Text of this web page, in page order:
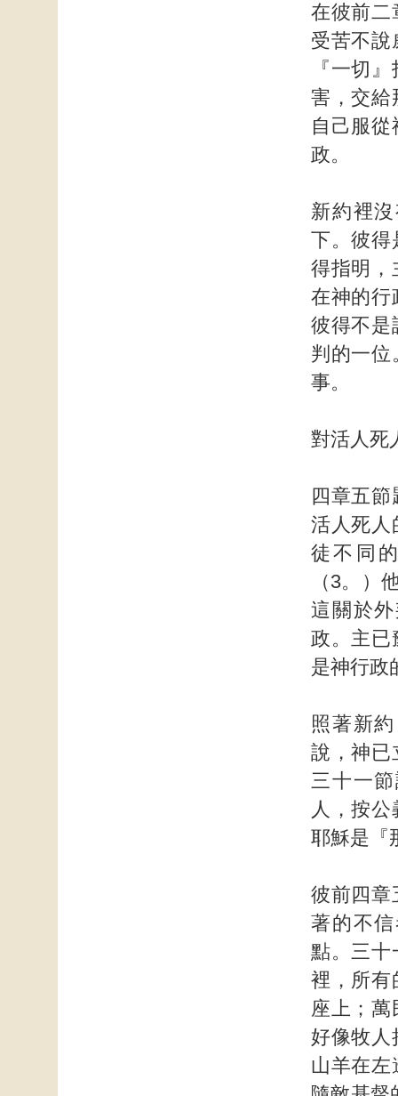
在彼前二
受苦不說
『一切
害，交給
自己服
政。
新約裡
下。彼得
得指明，
在神的行
彼得不是
判的一位
事。
對活人死
四章五
活人死人
徒不同
（3。）
這關於
政。主已
是神行政
照著新
說，神已
三十一
人，按
耶穌是『
彼前四章
著的不
點。三十
裡，所有
座上；
好像牧人
山羊在左